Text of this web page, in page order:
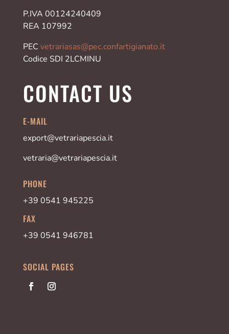
P.IVA 00124240409
REA 107992
PEC vetrariasas@pec.confartigianato.it
Codice SDI 2LCMINU
CONTACT US
E-MAIL
export@vetrariapescia.it
vetraria@vetrariapescia.it
PHONE
+39 0541 945225
FAX
+39 0541 946781
SOCIAL PAGES